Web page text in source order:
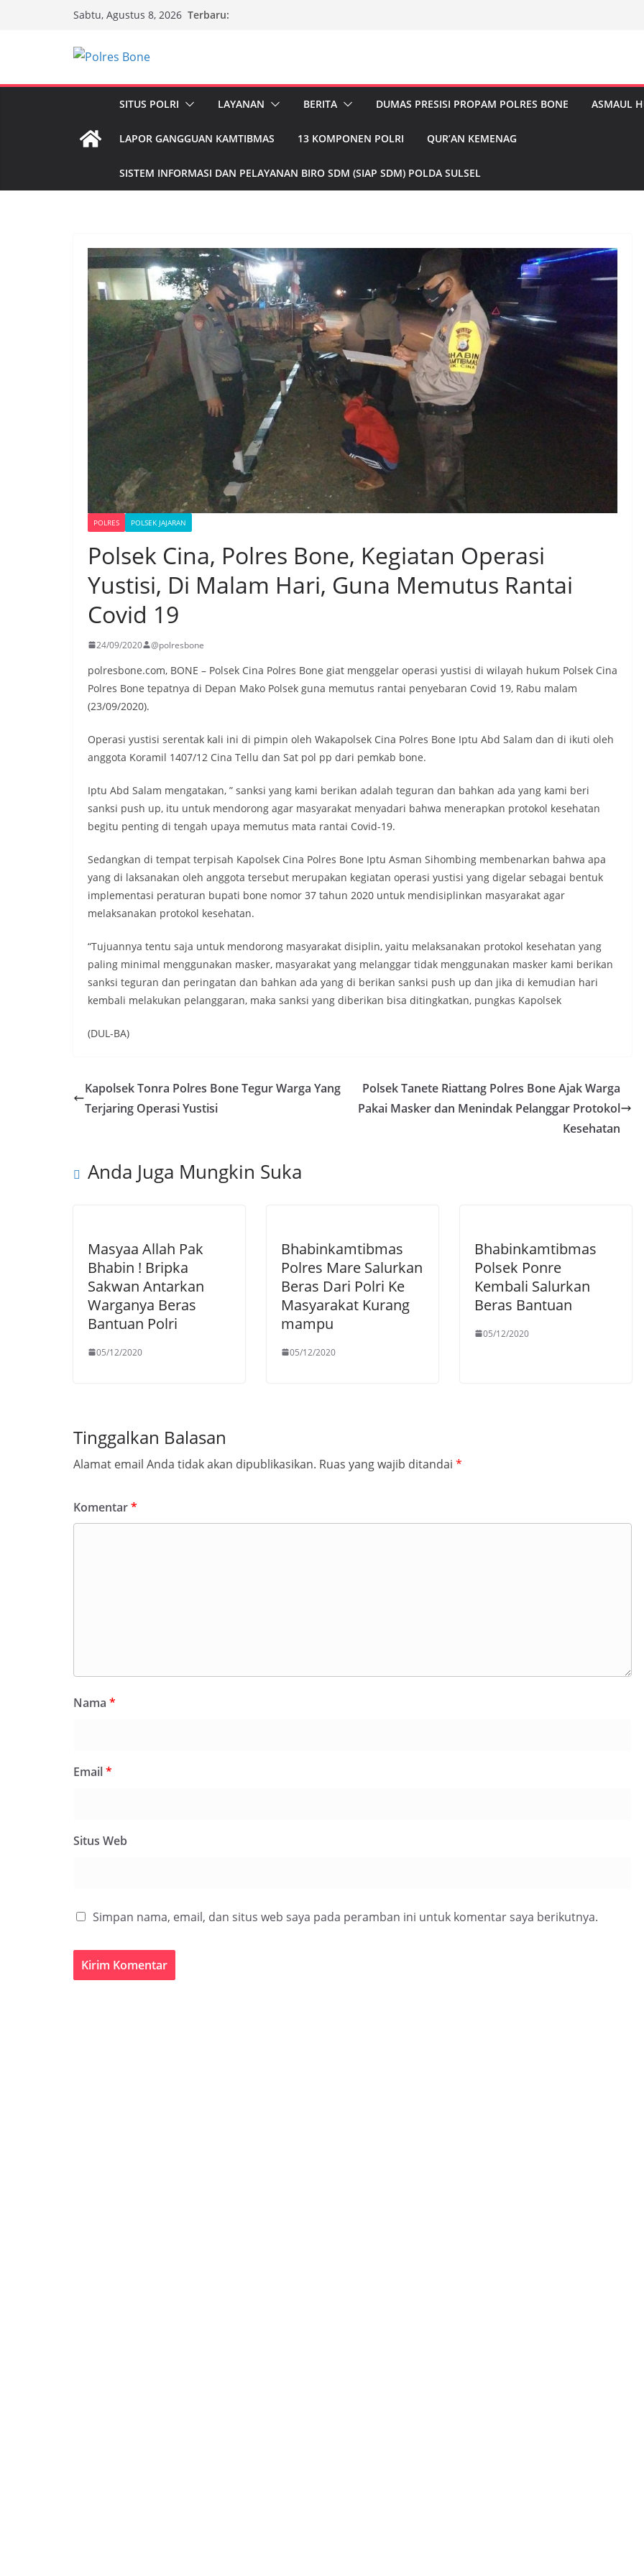
Sabtu, Agustus 8, 2026 Terbaru:
SITUS POLRI LAYANAN BERITA DUMAS PRESISI PROPAM POLRES BONE ASMAUL
LAPOR GANGGUAN KAMTIBMAS 13 KOMPONEN POLRI QUR’AN KEMENAG
SISTEM INFORMASI DAN PELAYANAN BIRO SDM (SIAP SDM) POLDA SULSEL
POLRES POLSEK JAJARAN
Polsek Cina, Polres Bone, Kegiatan Operasi
Yustisi, Di Malam Hari, Guna Memutus Rantai
Covid 19
24/09/2020 @polresbone
polresbone.com, BONE – Polsek Cina Polres Bone giat menggelar operasi yustisi di wilayah hukum Polsek Cina
Polres Bone tepatnya di Depan Mako Polsek guna memutus rantai penyebaran Covid 19, Rabu malam
(23/09/2020).
Operasi yustisi serentak kali ini di pimpin oleh Wakapolsek Cina Polres Bone Iptu Abd Salam dan di ikuti oleh
anggota Koramil 1407/12 Cina Tellu dan Sat pol pp dari pemkab bone.
Iptu Abd Salam mengatakan, ” sanksi yang kami berikan adalah teguran dan bahkan ada yang kami beri
sanksi push up, itu untuk mendorong agar masyarakat menyadari bahwa menerapkan protokol kesehatan
begitu penting di tengah upaya memutus mata rantai Covid-19.
Sedangkan di tempat terpisah Kapolsek Cina Polres Bone Iptu Asman Sihombing membenarkan bahwa apa
yang di laksanakan oleh anggota tersebut merupakan kegiatan operasi yustisi yang digelar sebagai bentuk
implementasi peraturan bupati bone nomor 37 tahun 2020 untuk mendisiplinkan masyarakat agar
melaksanakan protokol kesehatan.
“Tujuannya tentu saja untuk mendorong masyarakat disiplin, yaitu melaksanakan protokol kesehatan yang
paling minimal menggunakan masker, masyarakat yang melanggar tidak menggunakan masker kami berikan
sanksi teguran dan peringatan dan bahkan ada yang di berikan sanksi push up dan jika di kemudian hari
kembali melakukan pelanggaran, maka sanksi yang diberikan bisa ditingkatkan, pungkas Kapolsek
(DUL-BA)
Kapolsek Tonra Polres Bone Tegur Warga Yang
Terjaring Operasi Yustisi
Polsek Tanete Riattang Polres Bone Ajak Warga
Pakai Masker dan Menindak Pelanggar Protokol
Kesehatan
Anda Juga Mungkin Suka
Masyaa Allah Pak
Bhabin ! Bripka
Sakwan Antarkan
Warganya Beras
Bantuan Polri
05/12/2020
Bhabinkamtibmas
Polres Mare Salurkan
Beras Dari Polri Ke
Masyarakat Kurang
mampu
05/12/2020
Bhabinkamtibmas
Polsek Ponre
Kembali Salurkan
Beras Bantuan
05/12/2020
Tinggalkan Balasan
Alamat email Anda tidak akan dipublikasikan. Ruas yang wajib ditandai *
Komentar*
Nama *
Email*
Situs Web
Simpan nama, email, dan situs web saya pada peramban ini untuk komentar saya berikutnya.